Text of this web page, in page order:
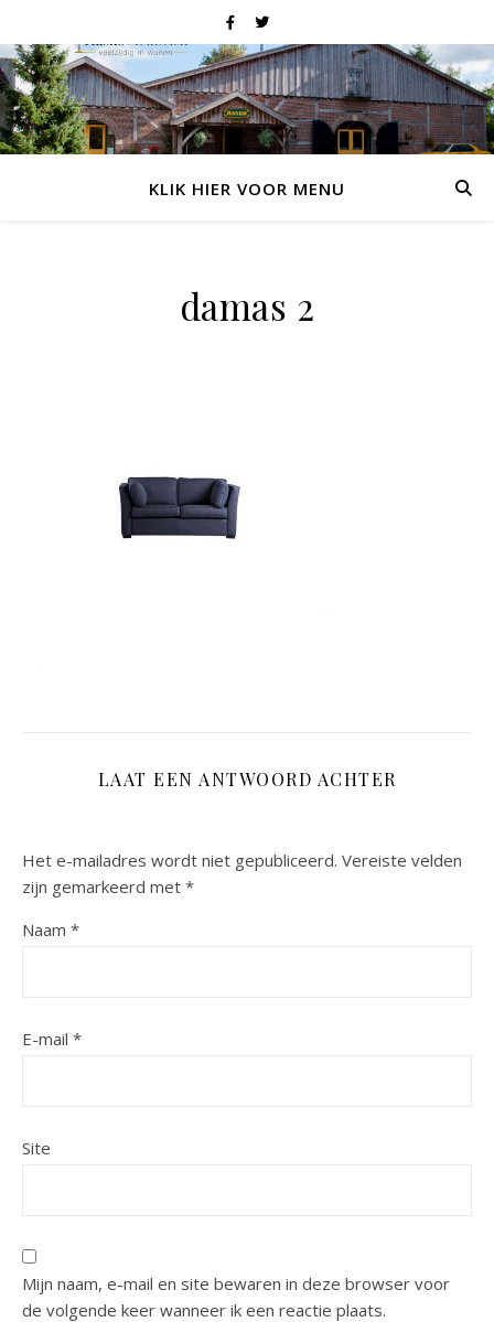
KLIK HIER VOOR MENU
damas 2
LAAT EEN ANTWOORD ACHTER
Het e-mailadres wordt niet gepubliceerd. Vereiste velden
zijn gemarkeerd met *
Naam *
E-mail *
Site
Mijn naam, e-mail en site bewaren in deze browser voor
de volgende keer wanneer ik een reactie plaats.